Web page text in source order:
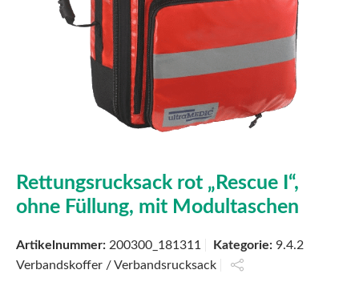
Rettungsrucksack rot „Rescue I“,
ohne Füllung, mit Modultaschen
Artikelnummer: 200300_181311 Kategorie: 9.4.2
Verbandskoffer / Verbandsrucksack